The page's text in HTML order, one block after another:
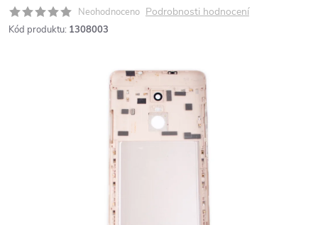
Neohodnoceno Podrobnosti hodnocení
Kód produktu: 1308003